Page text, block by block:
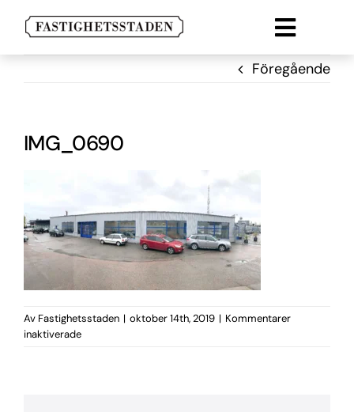
innehållet
Toggle
Lokal
Parkering
Kontakt
Föregående
IMG_0690
Av Fastighetsstaden | oktober 14th, 2019 | Kommentarer
inaktiveradeför